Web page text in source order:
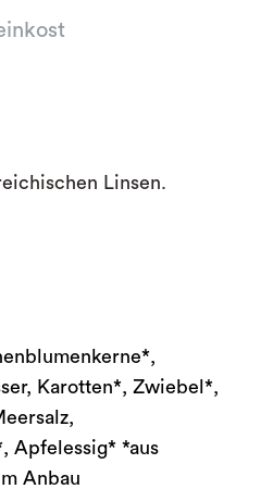
Linsen.
Karotten*, Zwiebel*,
Apfelessig* *aus
Anbau